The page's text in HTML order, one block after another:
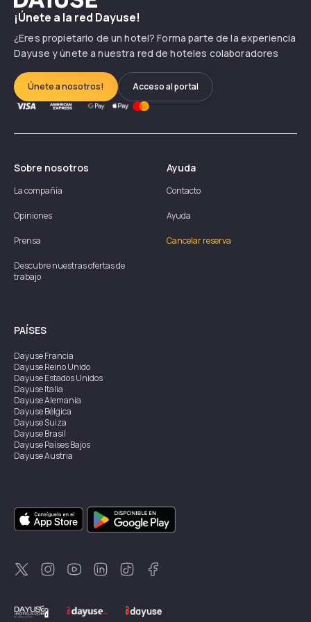
¡Únete a la red Dayuse!
¿Eres propietario de un hotel? Forma parte de la experiencia
Dayuse y únete a nuestra red de hoteles colaboradores
Únete a nosotros! Acceso al portal
Sobre nosotros
La compañía
Opiniones
Prensa
Descubre nuestras ofertas de
trabajo
Ayuda
Contacto
Ayuda
Cancelar reserva
PAÍSES
DayuseFrancia
DayuseReino Unido
DayuseEstados Unidos
DayuseItalia
DayuseAlemania
DayuseBélgica
DayuseSuiza
DayuseBrasil
DayusePaíses Bajos
DayuseAustria
DayuseSingapur
DayuseSuecia
DayuseTailandia
DayuseNueva Zelanda
DayuseTurquía